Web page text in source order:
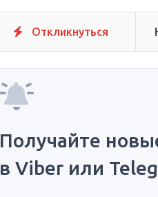
Откликнуться
Получайте
в Viber или